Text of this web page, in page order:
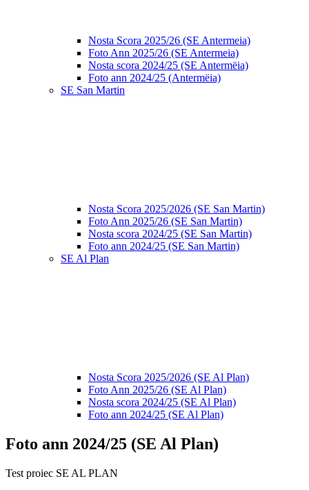
Nosta Scora 2025/26 (SE Antermeia)
Foto Ann 2025/26 (SE Antermeia)
Nosta scora 2024/25 (SE Antermëia)
Foto ann 2024/25 (Antermëia)
SE San Martin
Nosta Scora 2025/2026 (SE San Martin)
Foto Ann 2025/26 (SE San Martin)
Nosta scora 2024/25 (SE San Martin)
Foto ann 2024/25 (SE San Martin)
SE Al Plan
Nosta Scora 2025/2026 (SE Al Plan)
Foto Ann 2025/26 (SE Al Plan)
Nosta scora 2024/25 (SE Al Plan)
Foto ann 2024/25 (SE Al Plan)
Foto ann 2024/25 (SE Al Plan)
Test proiec SE AL PLAN